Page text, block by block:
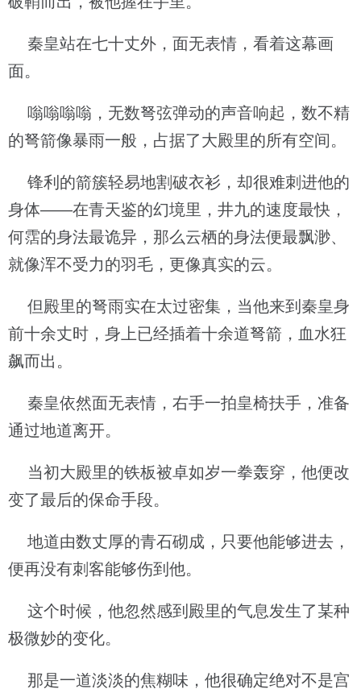
秦皇站在七十丈外，面无表情，看着这幕画
面。
嗡嗡嗡嗡，无数弩弦弹动的声音响起，数不精
的弩箭像暴雨一般，占据了大殿里的所有空间。
锋利的箭簇轻易地割破衣衫，却很难刺进他的
身体——在青天鉴的幻境里，井九的速度最快，
何霑的身法最诡异，那么云栖的身法便最飘渺、
就像浑不受力的羽毛，更像真实的云。
但殿里的弩雨实在太过密集，当他来到秦皇身
前十余丈时，身上已经插着十余道弩箭，血水狂
飙而出。
秦皇依然面无表情，右手一拍皇椅扶手，准备
通过地道离开。
当初大殿里的铁板被卓如岁一拳轰穿，他便改
变了最后的保命手段。
地道由数丈厚的青石砌成，只要他能够进去，
便再没有刺客能够伤到他。
这个时候，他忽然感到殿里的气息发生了某种
极微妙的变化。
那是一道淡淡的焦糊味，他很确定绝对不是宫